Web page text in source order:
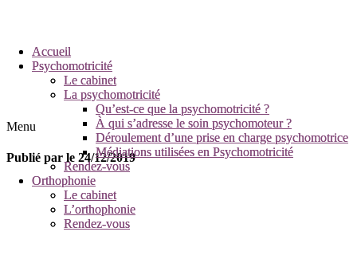
Accueil
Psychomotricité
Le cabinet
La psychomotricité
Qu’est-ce que la psychomotricité ?
À qui s’adresse le soin psychomoteur ?
Déroulement d’une prise en charge psychomotrice
Médiations utilisées en Psychomotricité
Rendez-vous
Orthophonie
Le cabinet
L’orthophonie
Rendez-vous
Menu
Accueil
Psychomotricité
Le cabinet
La psychomotricité
Qu’est-ce que la psychomotricité ?
À qui s’adresse le soin psychomoteur ?
Déroulement d’une prise en charge psychomotrice
Médiations utilisées en Psychomotricité
Rendez-vous
Orthophonie
Le cabinet
L’orthophonie
Rendez-vous
Publié par le 24/12/2019